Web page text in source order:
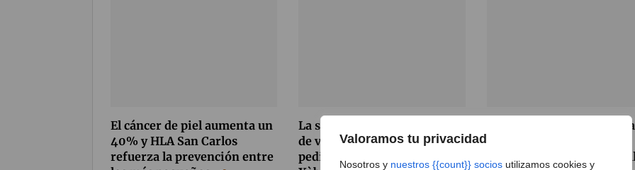
Valoramos tu privacidad
Nosotros y nuestros {{count}} socios utilizamos cookies y
El cáncer de piel aumenta un
40% y HLA San Carlos
refuerza la prevención entre
La salud de tus hijos no se va
de vacaciones: atención
pediátrica inmediata en
Especialización y
concepto de salud